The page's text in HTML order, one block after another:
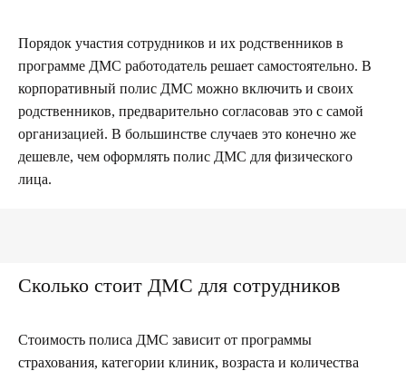
Порядок участия сотрудников и их родственников в
программе ДМС работодатель решает самостоятельно. В
корпоративный полис ДМС можно включить и своих
родственников, предварительно согласовав это с самой
организацией. В большинстве случаев это конечно же
дешевле, чем оформлять полис ДМС для физического
лица.
Сколько стоит ДМС для сотрудников
Стоимость полиса ДМС зависит от программы
страхования, категории клиник, возраста и количества